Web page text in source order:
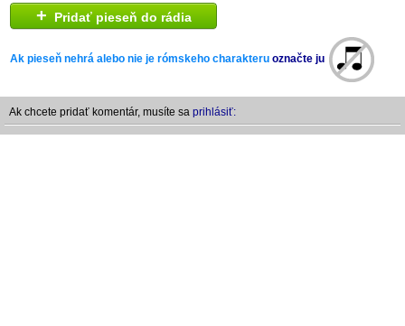
+ Pridať pieseň do rádia
Ak pieseň nehrá alebo nie je rómskeho charakteru označte ju
Ak chcete pridať komentár, musíte sa prihlásiť: